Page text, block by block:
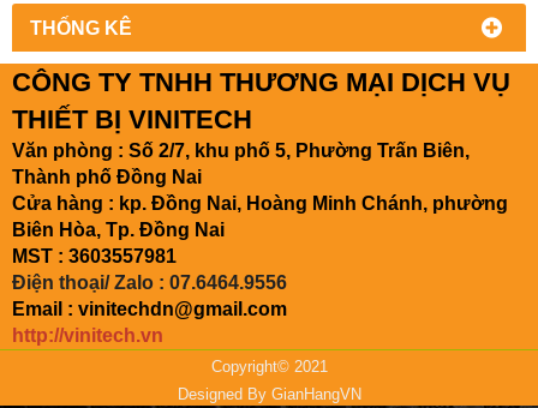
THỐNG KÊ
CÔNG TY TNHH THƯƠNG MẠI DỊCH VỤ
THIẾT BỊ VINITECH
Văn phòng : Số 2/7, khu phố 5, Phường Trấn Biên,
Thành phố Đồng Nai
Cửa hàng : kp. Đồng Nai, Hoàng Minh Chánh, phường
Biên Hòa, Tp. Đồng Nai
MST : 3603557981
Điện thoại/ Zalo : 07.6464.9556
Email : vinitechdn@gmail.com
http://vinitech.vn
Copyright© 2021
Designed By GianHangVN